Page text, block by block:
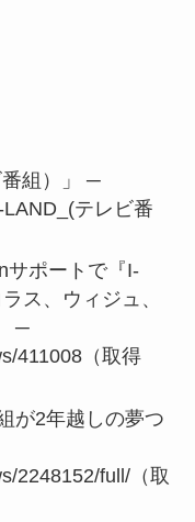
組）」 ─
テレビ番
サポートで『I-
ス、ウィジュ、
─
411008（取得
が2年越しの夢つ
2248152/full/（取